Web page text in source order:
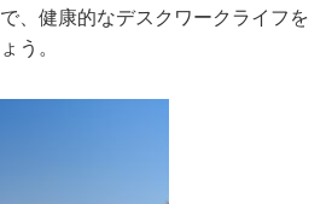
、健康的なデスクワークライフを
う。